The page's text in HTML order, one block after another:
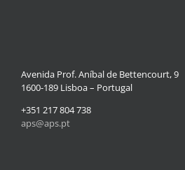
Avenida Prof. Aníbal de Bettencourt, 9
1600-189 Lisboa – Portugal
+351 217 804 738
aps@aps.pt